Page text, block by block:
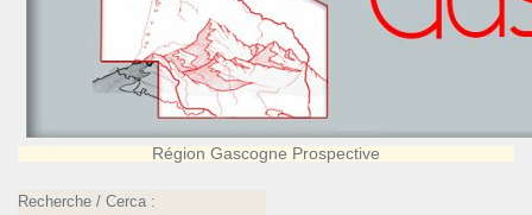
Région Gascogne Prospective
Recherche / Cerca :